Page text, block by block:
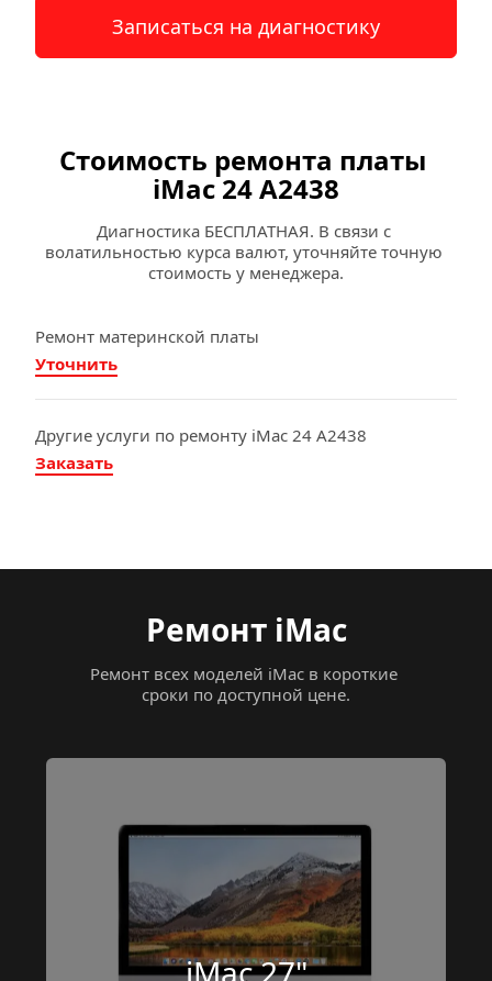
Записаться на диагностику
Стоимость ремонта платы
iMac 24 A2438
Диагностика БЕСПЛАТНАЯ. В связи с
волатильностью курса валют, уточняйте точную
стоимость у менеджера.
Ремонт материнской платы
Уточнить
Другие услуги по ремонту iMac 24 A2438
Заказать
Ремонт iMac
Ремонт всех моделей iMac в короткие
сроки по доступной цене.
iMac 27"